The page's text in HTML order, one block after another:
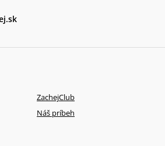
ZachejClub
Náš príbeh